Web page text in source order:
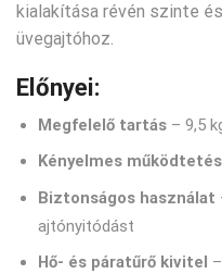
kialakítása révén szinte
üvegajtóhoz.
Előnyei:
Megfelelő tartás – 9,5
Kényelmes működtetés
Biztonságos használat
ajtónyitódást
Hő- és páratűrő kivitel